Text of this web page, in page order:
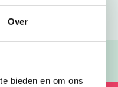
Over
bieden en om ons